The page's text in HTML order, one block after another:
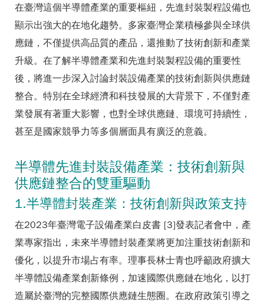
在臺灣這個半導體產業的重要樞紐，先進封裝製程設備也
顯示出強大的在地化趨勢。多家臺灣企業積極參與全球供
應鏈，不僅提供高品質的產品，還推動了技術創新和產業
升級。在了解半導體產業和先進封裝製程設備的重要性
後，將進一步深入討論封裝設備產業的技術創新與供應鏈
整合。特別在全球經濟和科技發展的大背景下，不僅對產
業發展有著重大影響，也對全球供應鏈、環境可持續性，
甚至是國家競爭力等多個層面具有廣泛的意義。
半導體先進封裝設備產業：技術創新與
供應鏈整合的雙重驅動
1.半導體封裝產業：技術創新與政策支持
在2023年臺灣電子設備產業白皮書 [3]發表記者會中，產
業專家指出，未來半導體封裝產業將更加注重技術創新和
優化，以提升市場占有率。理事長林士青也呼籲政府擴大
半導體設備產業創新條例，加速國際供應鏈在地化，以打
造屬於臺灣的完整國際供應鏈生態圈。在政府政策引導之